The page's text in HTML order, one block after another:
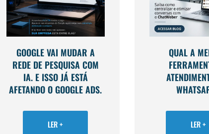
GOOGLE VAI MUDAR A
REDE DE PESQUISA COM
IA. E ISSO JÁ ESTÁ
AFETANDO O GOOGLE ADS.
LER +
QUAL A
LER +